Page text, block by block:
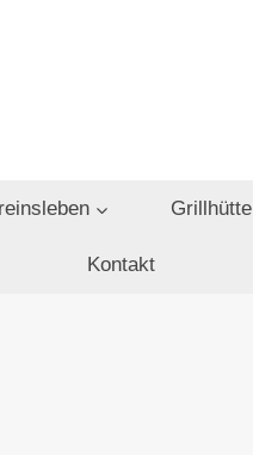
Grillhütte
Kontakt